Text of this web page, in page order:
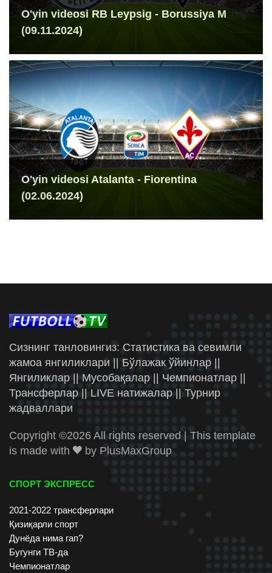
O'yin videosi RB Leypsig - Borussiya M
(09.11.2024)
O'yin videosi Atalanta - Fiorentina
(02.06.2024)
Сизнинг танловингиз: Статистика ва севимли
жамоа янгиликлари || Бўлажак ўйинлар ||
Янгиликлар || Мусобақалар || Чемпионатлар ||
Трансферлар || LIVE натижалар || Турнир
жадваллари
Copyright ©2026 All rights reserved | This template
is made with
by PlusMaxGroup
СПОРТ ЭКСПРЕСС
2021-2022 трансферлари
Қизиқарли спорт
Дунёда нима гап?
Бугунги ТВ-да
Чемпионатлар